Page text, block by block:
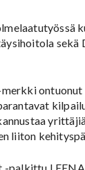
sekä
liiton